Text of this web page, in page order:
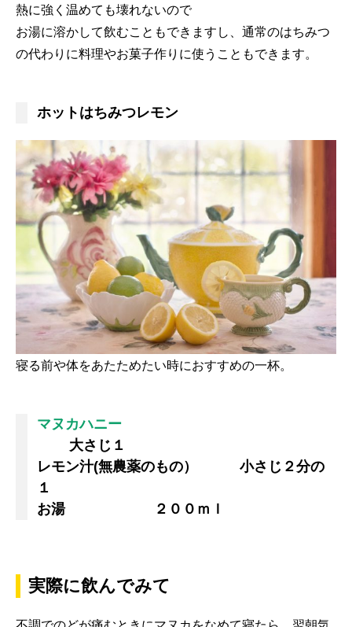
熱に強く温めても壊れないので
お湯に溶かして飲むこともできますし、通常のはちみつ
の代わりに料理やお菓子作りに使うこともできます。
ホットはちみつレモン
寝る前や体をあたためたい時におすすめの一杯。
マヌカハニー
大さじ１
レモン汁(無農薬のもの） 小さじ２分の
１
お湯 ２００ｍｌ
実際に飲んでみて